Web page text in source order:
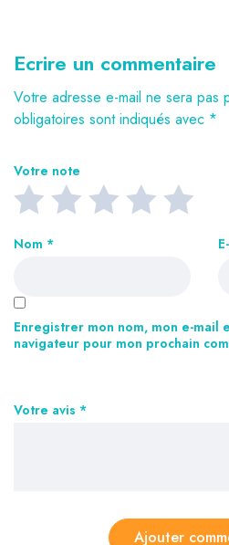
Ecrire un commentaire
Votre adresse e-mail ne sera pas
obligatoires sont indiqués avec *
Votre note
Votre avis *
Nom *
Enregistrer mon nom, mon e-mail
navigateur pour mon prochain